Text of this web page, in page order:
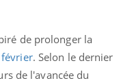
de prolonger la
. Selon le dernier
de l'avancée du